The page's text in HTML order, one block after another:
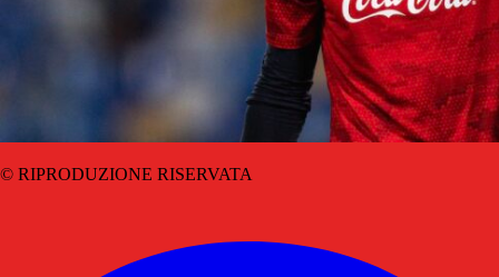
© RIPRODUZIONE RISERVATA